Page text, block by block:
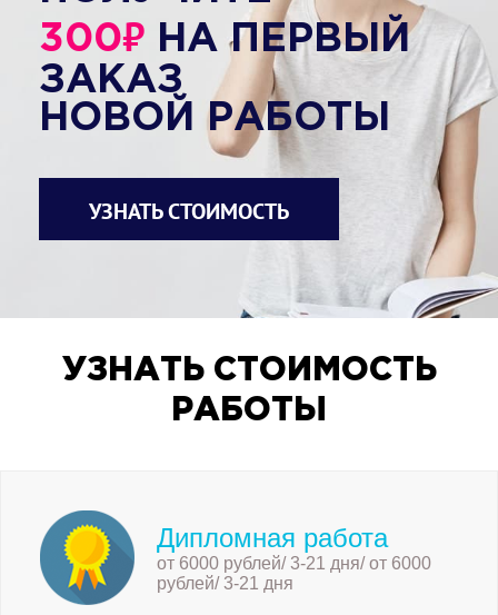
300₽ НА ПЕРВЫЙ
ЗАКАЗ
НОВОЙ РАБОТЫ
УЗНАТЬ СТОИМОСТЬ
УЗНАТЬ СТОИМОСТЬ
РАБОТЫ
Дипломная работа
от 6000 рублей/ 3-21 дня/ от 6000
рублей/ 3-21 дня